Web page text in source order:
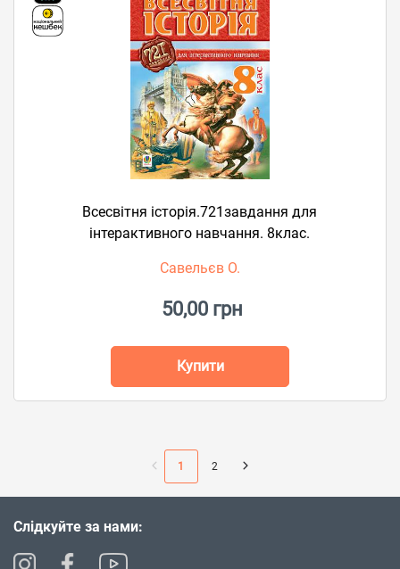
Всесвітня історія.721завдання для
інтерактивного навчання. 8клас.
Савельєв О.
50,00 грн
Купити
1 2
Слідкуйте за нами: